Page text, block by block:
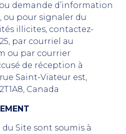
demande d’information
ou pour signaler du
illicites, contactez-
par courriel au
ou par courrier
de réception à
Saint-Viateur est,
Canada
du Site sont soumis à